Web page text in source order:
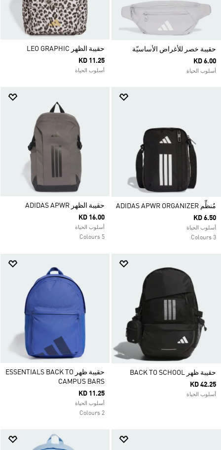
حقيبة خصر للأغراض الأساسيّة
KD 6.00
أسلوب الحياة
حقيبة الظهر LEO GRAPHIC
KD 11.25
أسلوب الحياة
مُنظِّم ADIDAS APWR ORGANIZER
KD 6.50
أسلوب الحياة
3 Colours
حقيبة الظهر ADIDAS APWR
KD 16.00
أسلوب الحياة
5 Colours
حقيبة ظهر BACK TO SCHOOL
KD 42.25
أسلوب الحياة
حقيبة ظهر ESSENTIALS BACK TO
CAMPUS BARS
KD 11.25
أسلوب الحياة
2 Colours